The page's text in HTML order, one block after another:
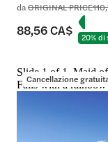
daORIGINAL PRICE
88,56 CA$ 20% di
Cancellazione
Slide 1 of 1, Maid
Falls with a